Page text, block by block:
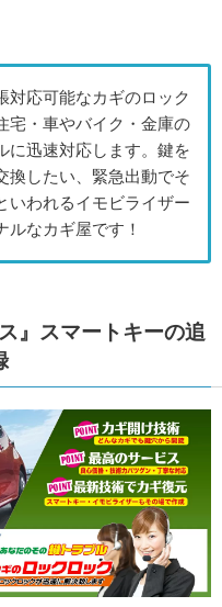
対応可能なカギのロック
宅・車やバイク・金庫の
に迅速対応します。鍵を
換したい、緊急出動でそ
いわれるイモビライザー
ルなカギ屋です！
』スマートキーの追